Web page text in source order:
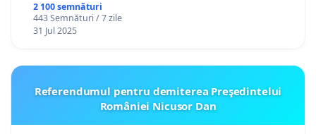
2 100 semnături
443 Semnături / 7 zile
31 Jul 2025
Referendumul pentru demiterea Preşedintelui
României Nicusor Dan